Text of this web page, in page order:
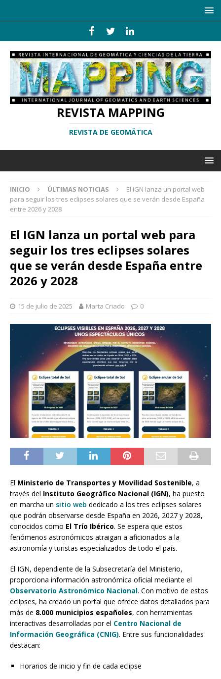
REVISTA MAPPING
REVISTA DE GEOMÁTICA
INICIO ÚLTIMAS NOTICIAS
El IGN lanza un portal web
para seguir los tres eclipses solares que se verán desde España
entre 2026 y 2028
El IGN lanza un portal web para
seguir los tres eclipses solares
que se verán desde España entre
2026 y 2028
15 de julio de 2025 Marta Criado 0
El Ministerio de Transportes y Movilidad Sostenible, a
través del Instituto Geográfico Nacional (IGN), ha puesto
en marcha un sitio web dedicado a los tres eclipses solares
que podrán observarse desde España en 2026, 2027 y 2028,
conocidos como El Trío Ibérico. Se espera que estos
fenómenos astronómicos atraigan a aficionados a la
astronomía y turistas especializados de todo el país.
El IGN, dependiente de la Subsecretaría del Ministerio,
proporciona información astronómica oficial mediante el
Observatorio Astronómico Nacional. Con motivo de estos
eclipses, ha creado un portal que ofrece datos detallados para
más de 8.000 municipios españoles, con herramientas
interactivas desarrolladas por el Centro Nacional de
Información Geográfica (CNIG). Entre sus funcionalidades
destacan:
Horarios de inicio y fin de cada eclipse